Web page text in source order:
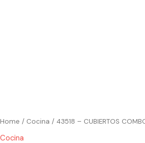
Home / Cocina / 43518 – CUBIERTOS
Cocina